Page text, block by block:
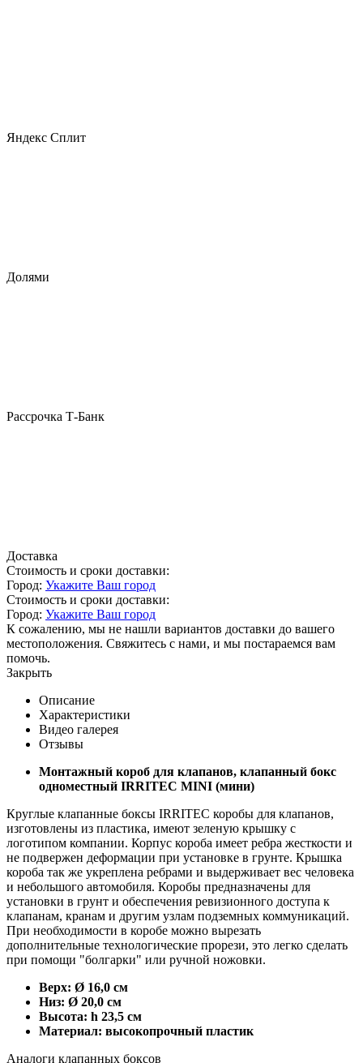
Яндекс Сплит
Долями
Рассрочка Т-Банк
Доставка
Стоимость и сроки доставки:
Город: Укажите Ваш город
Стоимость и сроки доставки:
Город: Укажите Ваш город
К сожалению, мы не нашли вариантов доставки до вашего
местоположения. Свяжитесь с нами, и мы постараемся вам
помочь.
Закрыть
Описание
Характеристики
Видео галерея
Отзывы
Монтажный короб для клапанов, клапанный бокс
одноместный IRRITEC MINI (мини)
Круглые клапанные боксы IRRITEC коробы для клапанов,
изготовлены из пластика, имеют зеленую крышку с
логотипом компании. Корпус короба имеет ребра жесткости и
не подвержен деформации при установке в грунте. Крышка
короба так же укреплена ребрами и выдерживает вес человека
и небольшого автомобиля. Коробы предназначены для
установки в грунт и обеспечения ревизионного доступа к
клапанам, кранам и другим узлам подземных коммуникаций.
При необходимости в коробе можно вырезать
дополнительные технологические прорези, это легко сделать
при помощи "болгарки" или ручной ножовки.
Верх: Ø 16,0 см
Низ: Ø 20,0 см
Высота: h 23,5 см
Материал: высокопрочный пластик
Аналоги клапанных боксов